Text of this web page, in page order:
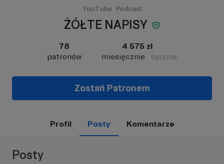
YouTube Podcast
ŻÓŁTE NAPISY
78
patronów
4 575 zł
miesięcznie
łącznie
Zostań Patronem
Profil Posty Komentarze
Posty